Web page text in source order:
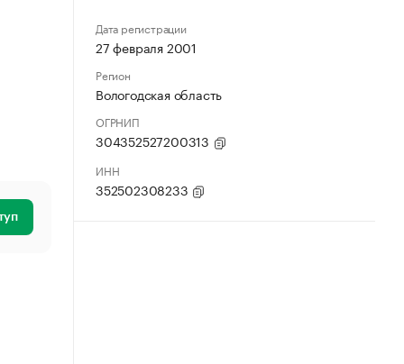
Дата регистрации
27 февраля 2001
Регион
Вологодская область
ОГРНИП
304352527200313
ИНН
352502308233